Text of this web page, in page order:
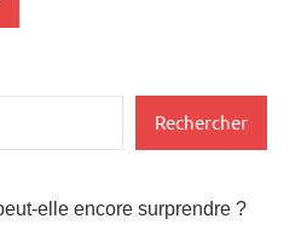
Rechercher
elle encore surprendre ?